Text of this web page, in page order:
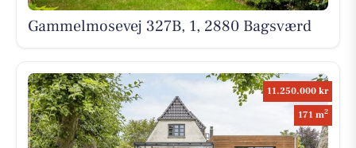
Gammelmosevej 327B, 1, 2880 Bagsværd
11.250.000 kr
171 m2